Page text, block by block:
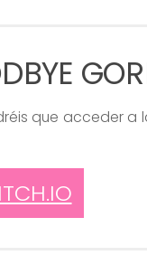
que acceder a
ITCH.IO